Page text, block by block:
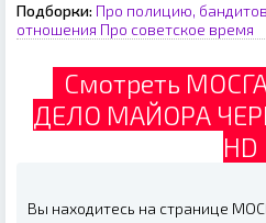
Подборки: Про полицию,
отношения Про советское время
Смотреть
ДЕЛО МАЙОРА
HD
Вы находитесь на странице